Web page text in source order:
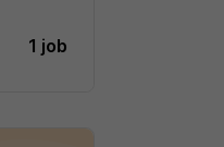
1 job